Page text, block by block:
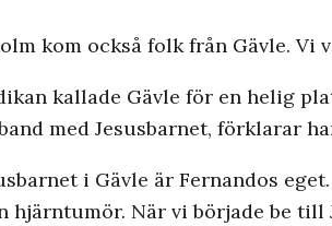
kom också folk från Gävle. Vi
kallade Gävle för en helig
med Jesusbarnet, förklarar
i Gävle är Fernandos eget.
hjärntumör. När vi började be